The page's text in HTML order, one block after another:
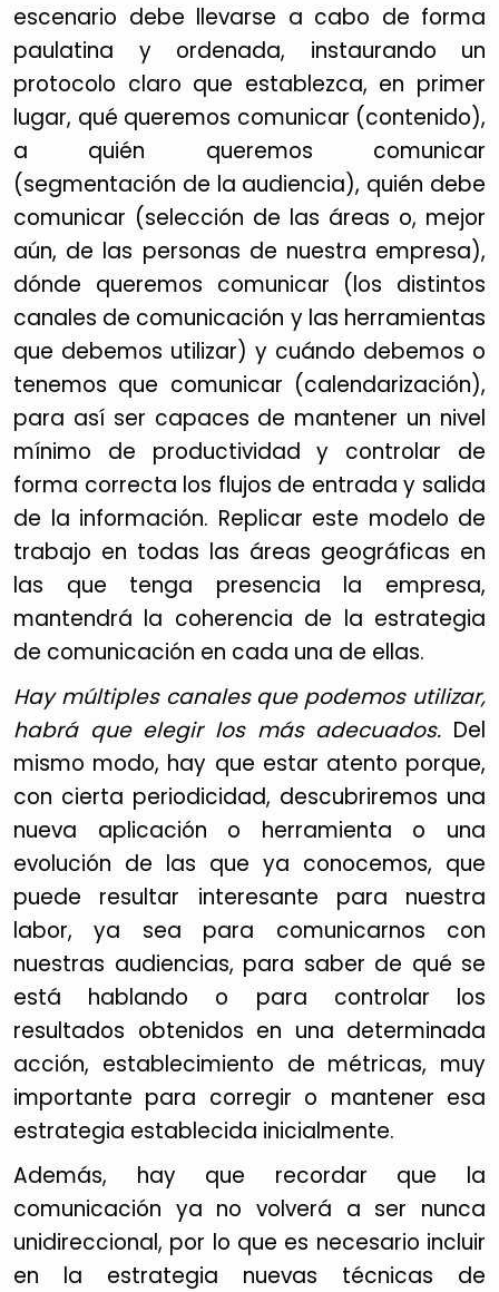
escenario debe llevarse a cabo de forma
paulatina y ordenada, instaurando un
protocolo claro que establezca, en primer
lugar, qué queremos comunicar (contenido),
a quién queremos comunicar
(segmentación de la audiencia), quién debe
comunicar (selección de las áreas o, mejor
aún, de las personas de nuestra empresa),
dónde queremos comunicar (los distintos
canales de comunicación y las herramientas
que debemos utilizar) y cuándo debemos o
tenemos que comunicar (calendarización),
para así ser capaces de mantener un nivel
mínimo de productividad y controlar de
forma correcta los flujos de entrada y salida
de la información. Replicar este modelo de
trabajo en todas las áreas geográficas en
las que tenga presencia la empresa,
mantendrá la coherencia de la estrategia
de comunicación en cada una de ellas.
Hay múltiples canales que podemos utilizar,
habrá que elegir los más adecuados. Del
mismo modo, hay que estar atento porque,
con cierta periodicidad, descubriremos una
nueva aplicación o herramienta o una
evolución de las que ya conocemos, que
puede resultar interesante para nuestra
labor, ya sea para comunicarnos con
nuestras audiencias, para saber de qué se
está hablando o para controlar los
resultados obtenidos en una determinada
acción, establecimiento de métricas, muy
importante para corregir o mantener esa
estrategia establecida inicialmente.
Además, hay que recordar que la
comunicación ya no volverá a ser nunca
unidireccional, por lo que es necesario incluir
en la estrategia nuevas técnicas de